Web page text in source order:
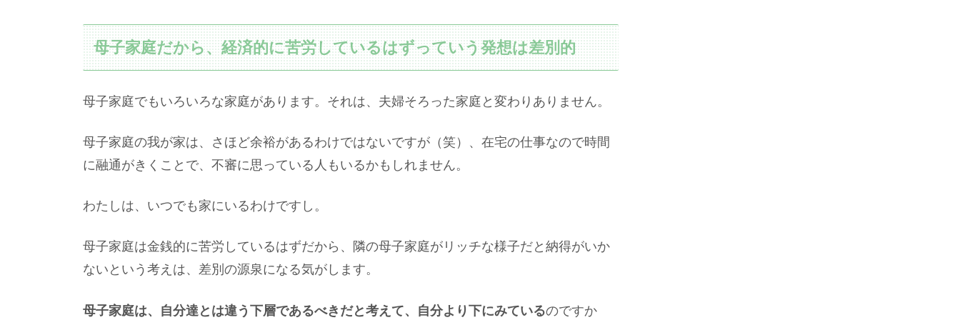
母子家庭だから、経済的に苦労しているはずっていう発想は差別的
母子家庭でもいろいろな家庭があります。それは、夫婦そろった家庭と変わりありません。
母子家庭の我が家は、さほど余裕があるわけではないですが（笑）、在宅の仕事なので時間
に融通がきくことで、不審に思っている人もいるかもしれません。
わたしは、いつでも家にいるわけですし。
母子家庭は金銭的に苦労しているはずだから、隣の母子家庭がリッチな様子だと納得がいか
ないという考えは、差別の源泉になる気がします。
母子家庭は、自分達とは違う下層であるべきだと考えて、自分より下にみているのですか